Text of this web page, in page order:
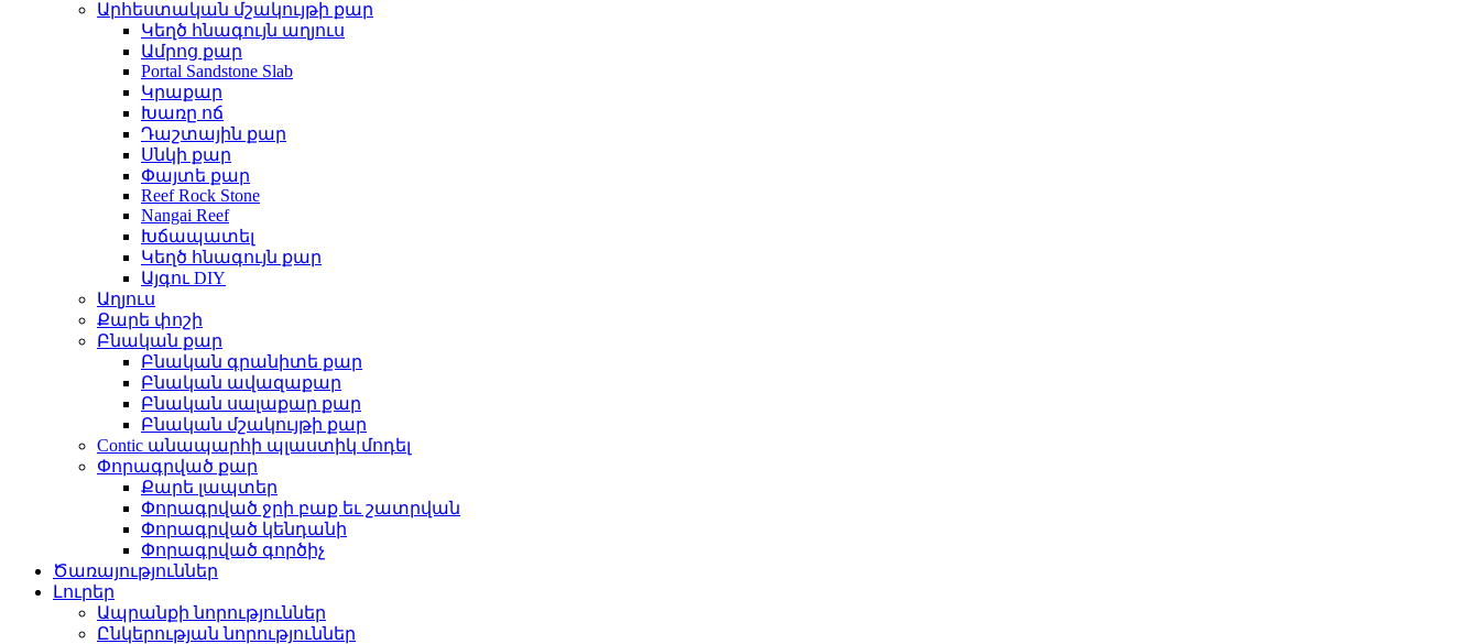
Արհեստական ​​մշակույթի քար
Կեղծ հնագույն աղյուս
Ամրոց քար
Portal Sandstone Slab
Կրաքար
Խառը ոճ
Դաշտային քար
Սնկի քար
Փայտե քար
Reef Rock Stone
Nangai Reef
Խճապատել
Կեղծ հնագույն քար
Այգու DIY
Աղյուս
Քարե փոշի
Բնական քար
Բնական գրանիտե քար
Բնական ավազաքար
Բնական սալաքար քար
Բնական մշակույթի քար
Contic անապարհի պլաստիկ մոդել
Փորագրված քար
Քարե լապտեր
Փորագրված ջրի բաք եւ շատրվան
Փորագրված կենդանի
Փորագրված գործիչ
Ծառայություններ
Լուրեր
Ապրանքի նորություններ
Ընկերության նորություններ